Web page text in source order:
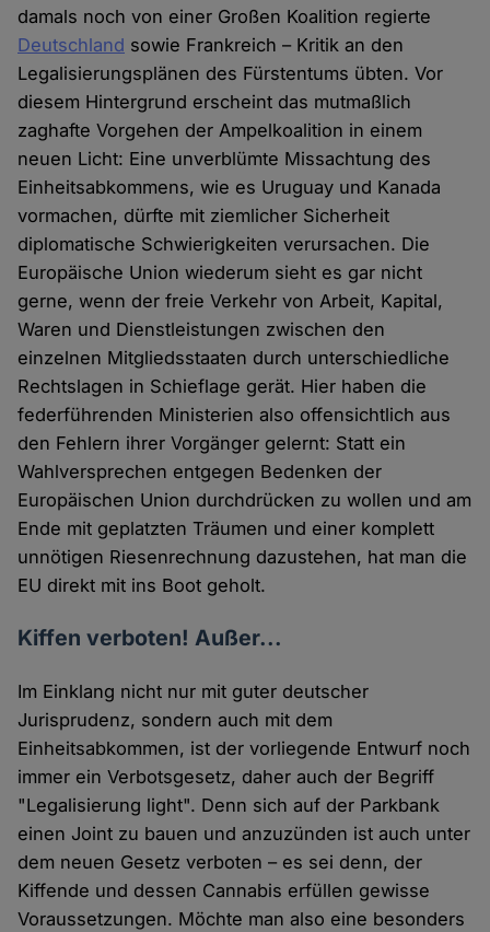
damals noch von einer Großen Koalition regierte
Deutschland sowie Frankreich – Kritik an den
Legalisierungsplänen des Fürstentums übten. Vor
diesem Hintergrund erscheint das mutmaßlich
zaghafte Vorgehen der Ampelkoalition in einem
neuen Licht: Eine unverblümte Missachtung des
Einheitsabkommens, wie es Uruguay und Kanada
vormachen, dürfte mit ziemlicher Sicherheit
diplomatische Schwierigkeiten verursachen. Die
Europäische Union wiederum sieht es gar nicht
gerne, wenn der freie Verkehr von Arbeit, Kapital,
Waren und Dienstleistungen zwischen den
einzelnen Mitgliedsstaaten durch unterschiedliche
Rechtslagen in Schieflage gerät. Hier haben die
federführenden Ministerien also offensichtlich aus
den Fehlern ihrer Vorgänger gelernt: Statt ein
Wahlversprechen entgegen Bedenken der
Europäischen Union durchdrücken zu wollen und am
Ende mit geplatzten Träumen und einer komplett
unnötigen Riesenrechnung dazustehen, hat man die
EU direkt mit ins Boot geholt.
Kiffen verboten! Außer...
Im Einklang nicht nur mit guter deutscher
Jurisprudenz, sondern auch mit dem
Einheitsabkommen, ist der vorliegende Entwurf noch
immer ein Verbotsgesetz, daher auch der Begriff
"Legalisierung light". Denn sich auf der Parkbank
einen Joint zu bauen und anzuzünden ist auch unter
dem neuen Gesetz verboten – es sei denn, der
Kiffende und dessen Cannabis erfüllen gewisse
Voraussetzungen. Möchte man also eine besonders